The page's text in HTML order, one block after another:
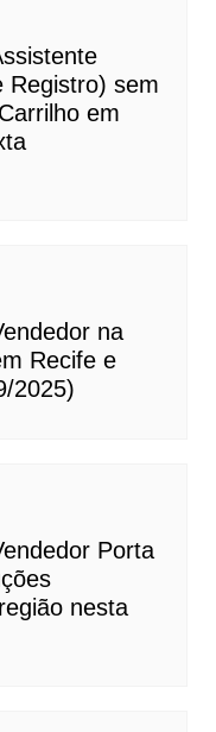
Registro) sem
em
na
Recife e
2025)
Porta
nesta